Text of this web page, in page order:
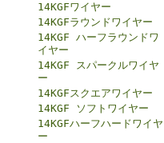
14KGFワイヤー
14KGFラウンドワイヤー
14KGF ハーフラウンドワ
イヤー
14KGF スパークルワイヤ
ー
14KGFスクエアワイヤー
14KGF ソフトワイヤー
14KGFハーフハードワイヤ
ー